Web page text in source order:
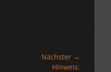
Nächster →
Hinweis: